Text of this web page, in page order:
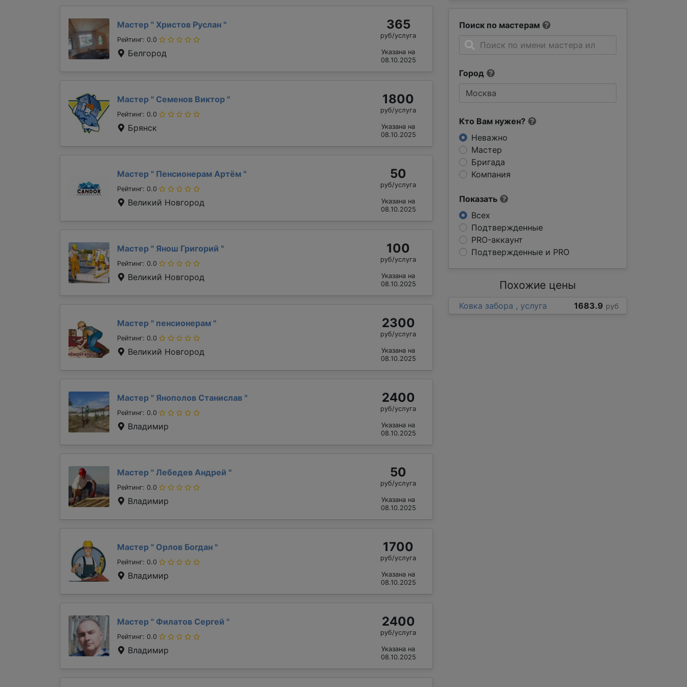
Поиск по мастерам
Город
Кто Вам нужен?
Неважно
Мастер
Бригада
Компания
Показать
Всех
Подтвержденные
PRO-аккаунт
Подтвержденные и PRO
Мастер " Христов Руслан "
Рейтинг: 0.0
Белгород
365
руб/услуга
Указана на
08.10.2025
Мастер " Семенов Виктор "
Рейтинг: 0.0
Брянск
1800
руб/услуга
Указана на
08.10.2025
Мастер " Пенсионерам Артём "
Рейтинг: 0.0
Великий Новгород
50
руб/услуга
Указана на
08.10.2025
Мастер " Янош Григорий "
Рейтинг: 0.0
Великий Новгород
100
руб/услуга
Указана на
08.10.2025
Мастер " пенсионерам "
Рейтинг: 0.0
Великий Новгород
2300
руб/услуга
Указана на
08.10.2025
Мастер " Янополов Станислав "
Рейтинг: 0.0
Владимир
2400
руб/услуга
Указана на
08.10.2025
Мастер " Лебедев Андрей "
Рейтинг: 0.0
Владимир
50
руб/услуга
Указана на
08.10.2025
Мастер " Орлов Богдан "
Рейтинг: 0.0
Владимир
1700
руб/услуга
Указана на
08.10.2025
Мастер " Филатов Сергей "
Рейтинг: 0.0
Владимир
2400
руб/услуга
Указана на
08.10.2025
Похожие цены
Ковка забора , услуга 1683.9 руб